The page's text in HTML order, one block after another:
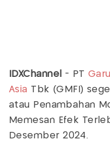
IDXChannel - PT
Asia Tbk (GMFI)
atau Penambahan
Memesan Efek
Desember 2024.